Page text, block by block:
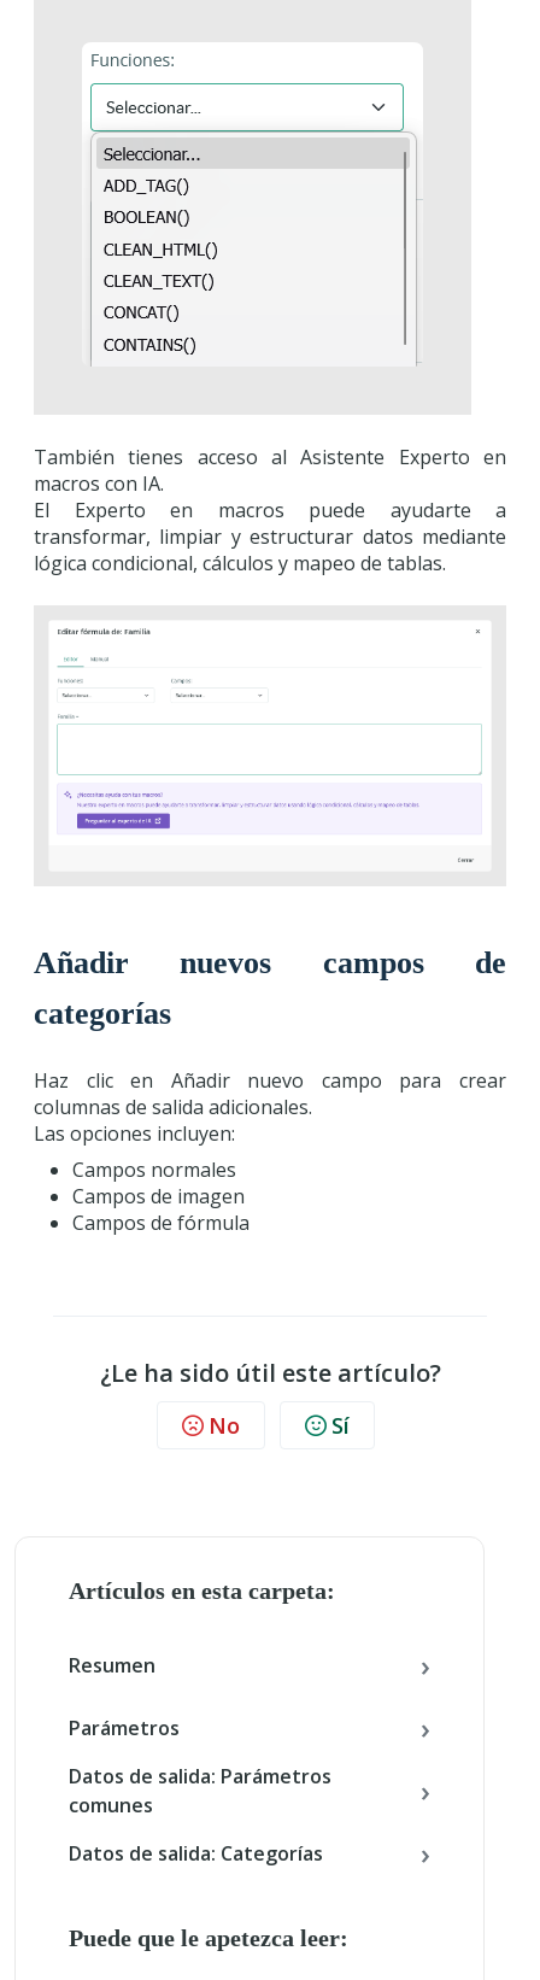
También tienes acceso al Asistente Experto en
macros con IA.
El Experto en macros puede ayudarte a
transformar, limpiar y estructurar datos mediante
lógica condicional, cálculos y mapeo de tablas.
Añadir nuevos campos de
categorías
Haz clic en Añadir nuevo campo para crear
columnas de salida adicionales.
Las opciones incluyen:
Campos normales
Campos de imagen
Campos de fórmula
¿Le ha sido útil este artículo?
No Sí
Artículos en esta carpeta:
Resumen
Parámetros
Datos de salida: Parámetros
comunes
Datos de salida: Categorías
Puede que le apetezca leer: